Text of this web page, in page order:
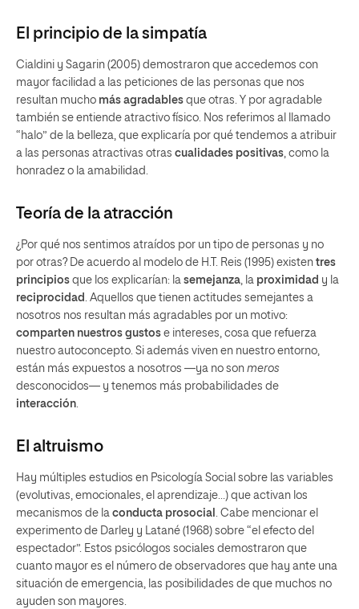
El principio de la simpatía
Cialdini y Sagarin (2005) demostraron que accedemos con
mayor facilidad a las peticiones de las personas que nos
resultan mucho más agradables que otras. Y por agradable
también se entiende atractivo físico. Nos referimos al llamado
“halo” de la belleza, que explicaría por qué tendemos a atribuir
a las personas atractivas otras cualidades positivas, como la
honradez o la amabilidad.
Teoría de la atracción
¿Por qué nos sentimos atraídos por un tipo de personas y no
por otras? De acuerdo al modelo de H.T. Reis (1995) existen tres
principios que los explicarían: la semejanza, la proximidad y la
reciprocidad . Aquellos que tienen actitudes semejantes a
nosotros nos resultan más agradables por un motivo:
comparten nuestros gustos e intereses, cosa que refuerza
nuestro autoconcepto. Si además viven en nuestro entorno,
están más expuestos a nosotros —ya no son meros
desconocidos— y tenemos más probabilidades de
interacción.
El altruismo
Hay múltiples estudios en Psicología Social sobre las variables
(evolutivas, emocionales, el aprendizaje…) que activan los
mecanismos de la conducta prosocial . Cabe mencionar el
experimento de Darley y Latané (1968) sobre “el efecto del
espectador”. Estos psicólogos sociales demostraron que
cuanto mayor es el número de observadores que hay ante una
situación de emergencia, las posibilidades de que muchos no
ayuden son mayores.